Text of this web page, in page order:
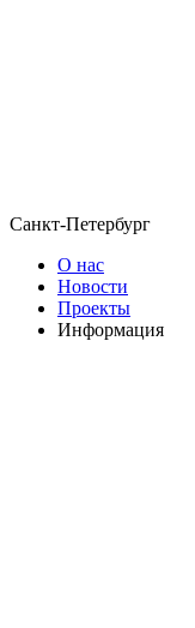
Санкт-Петербург
О нас
Новости
Проекты
Информация